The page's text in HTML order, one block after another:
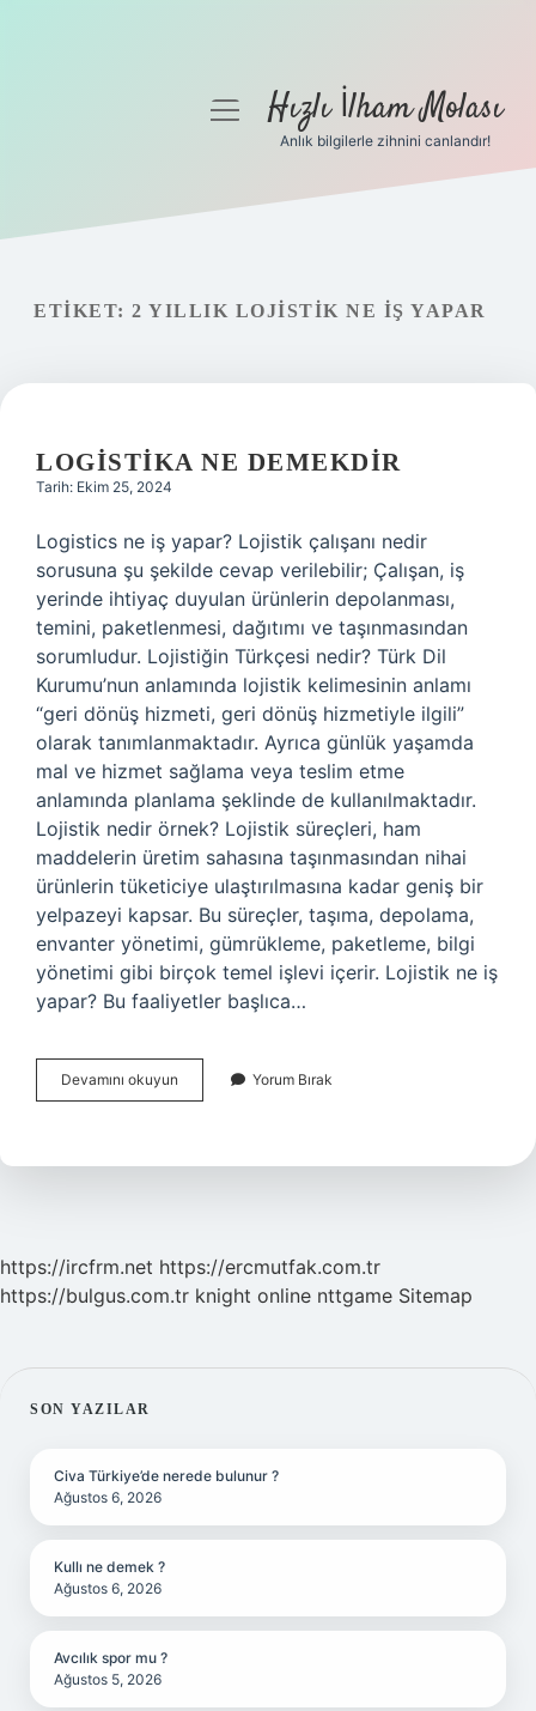
Gizlilik Politikası
menüyüHızlı İlham Molası
Anlık bilgilerle zihnini canlandır!
ETIKET: 2 YILLIK LOJISTIK NE IŞ YAPAR
LOGISTIKA NE DEMEKDIR
Tarih: Ekim 25, 2024
Logistics ne iş yapar? Lojistik çalışanı nedir
sorusuna şu şekilde cevap verilebilir; Çalışan, iş
yerinde ihtiyaç duyulan ürünlerin depolanması,
temini, paketlenmesi, dağıtımı ve taşınmasından
sorumludur. Lojistiğin Türkçesi nedir? Türk Dil
Kurumu’nun anlamında lojistik kelimesinin anlamı
“geri dönüş hizmeti, geri dönüş hizmetiyle ilgili”
olarak tanımlanmaktadır. Ayrıca günlük yaşamda
mal ve hizmet sağlama veya teslim etme
anlamında planlama şeklinde de kullanılmaktadır.
Lojistik nedir örnek? Lojistik süreçleri, ham
maddelerin üretim sahasına taşınmasından nihai
ürünlerin tüketiciye ulaştırılmasına kadar geniş bir
yelpazeyi kapsar. Bu süreçler, taşıma, depolama,
envanter yönetimi, gümrükleme, paketleme, bilgi
yönetimi gibi birçok temel işlevi içerir. Lojistik ne iş
yapar? Bu faaliyetler başlıca…
Devamını okuyun Logistika
Ne
Yorum Bırak
https://ircfrm.net https://ercmutfak.com.tr
https://bulgus.com.tr knight online nttgame Sitemap
SIDEBAR
SON YAZILAR
Civa Türkiye’de nerede bulunur ?
Ağustos 6, 2026
Kullı ne demek ?
Ağustos 6, 2026
Avcılık spor mu ?
Ağustos 5, 2026